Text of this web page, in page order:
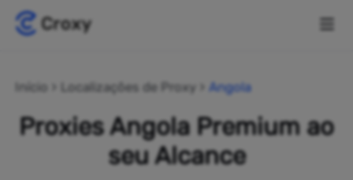
Início Localizações de Proxy Angola
Proxies Angola Premium ao
seu Alcance